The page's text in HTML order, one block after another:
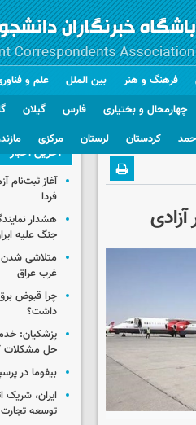
فرهنگ و هنر بین الملل علم و
چهارمحال و بختیاری فارس گیلان
کردستان لرستان مرکزی
آخرین اخبار
آغاز ثبت‌نام‌
فردا
هشدار
جنگ علیه
متلاشی
غرب عراق
چرا قبوض
داشت؟
پزشکیان:
حل مشکلات
بیفوما در
ایران، شریک
توسعه تجارت